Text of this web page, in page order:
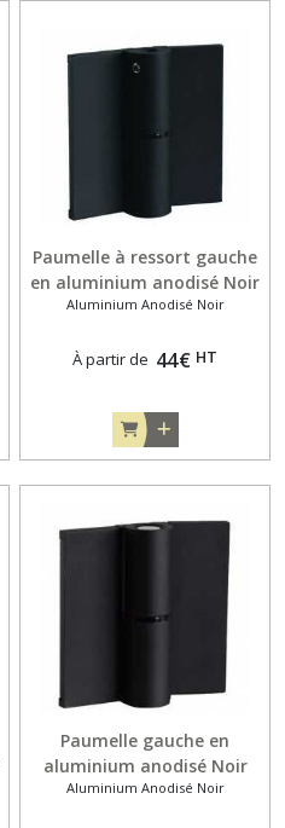
Paumelle à ressort gauche
en aluminium anodisé Noir
pour porte en applique de
Aluminium Anodisé Noir
À partir de 44€ HT
Paumelle gauche en
aluminium anodisé Noir
pour porte en applique de
Aluminium Anodisé Noir